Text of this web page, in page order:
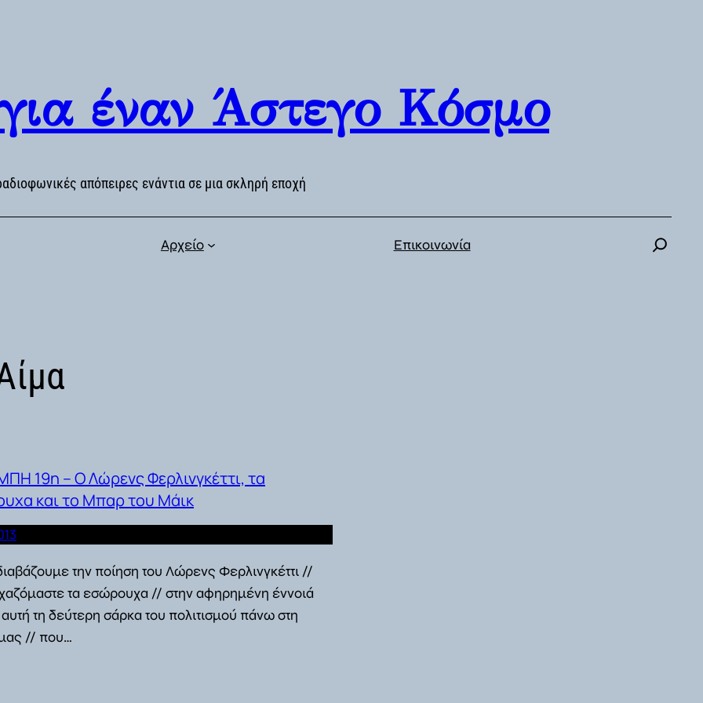
έναν Άστεγο Κόσμο
απόπειρες ενάντια σε μια σκληρή εποχή
Αρχείο Επικοινωνία
19η – Ο Λώρενς Φερλινγκέττι, τα
και το Μπαρ του Μάικ
την ποίηση του Λώρενς Φερλινγκέττι //
τα εσώρουχα // στην αφηρημένη έννοιά
τη δεύτερη σάρκα του πολιτισμού πάνω στη
// που…